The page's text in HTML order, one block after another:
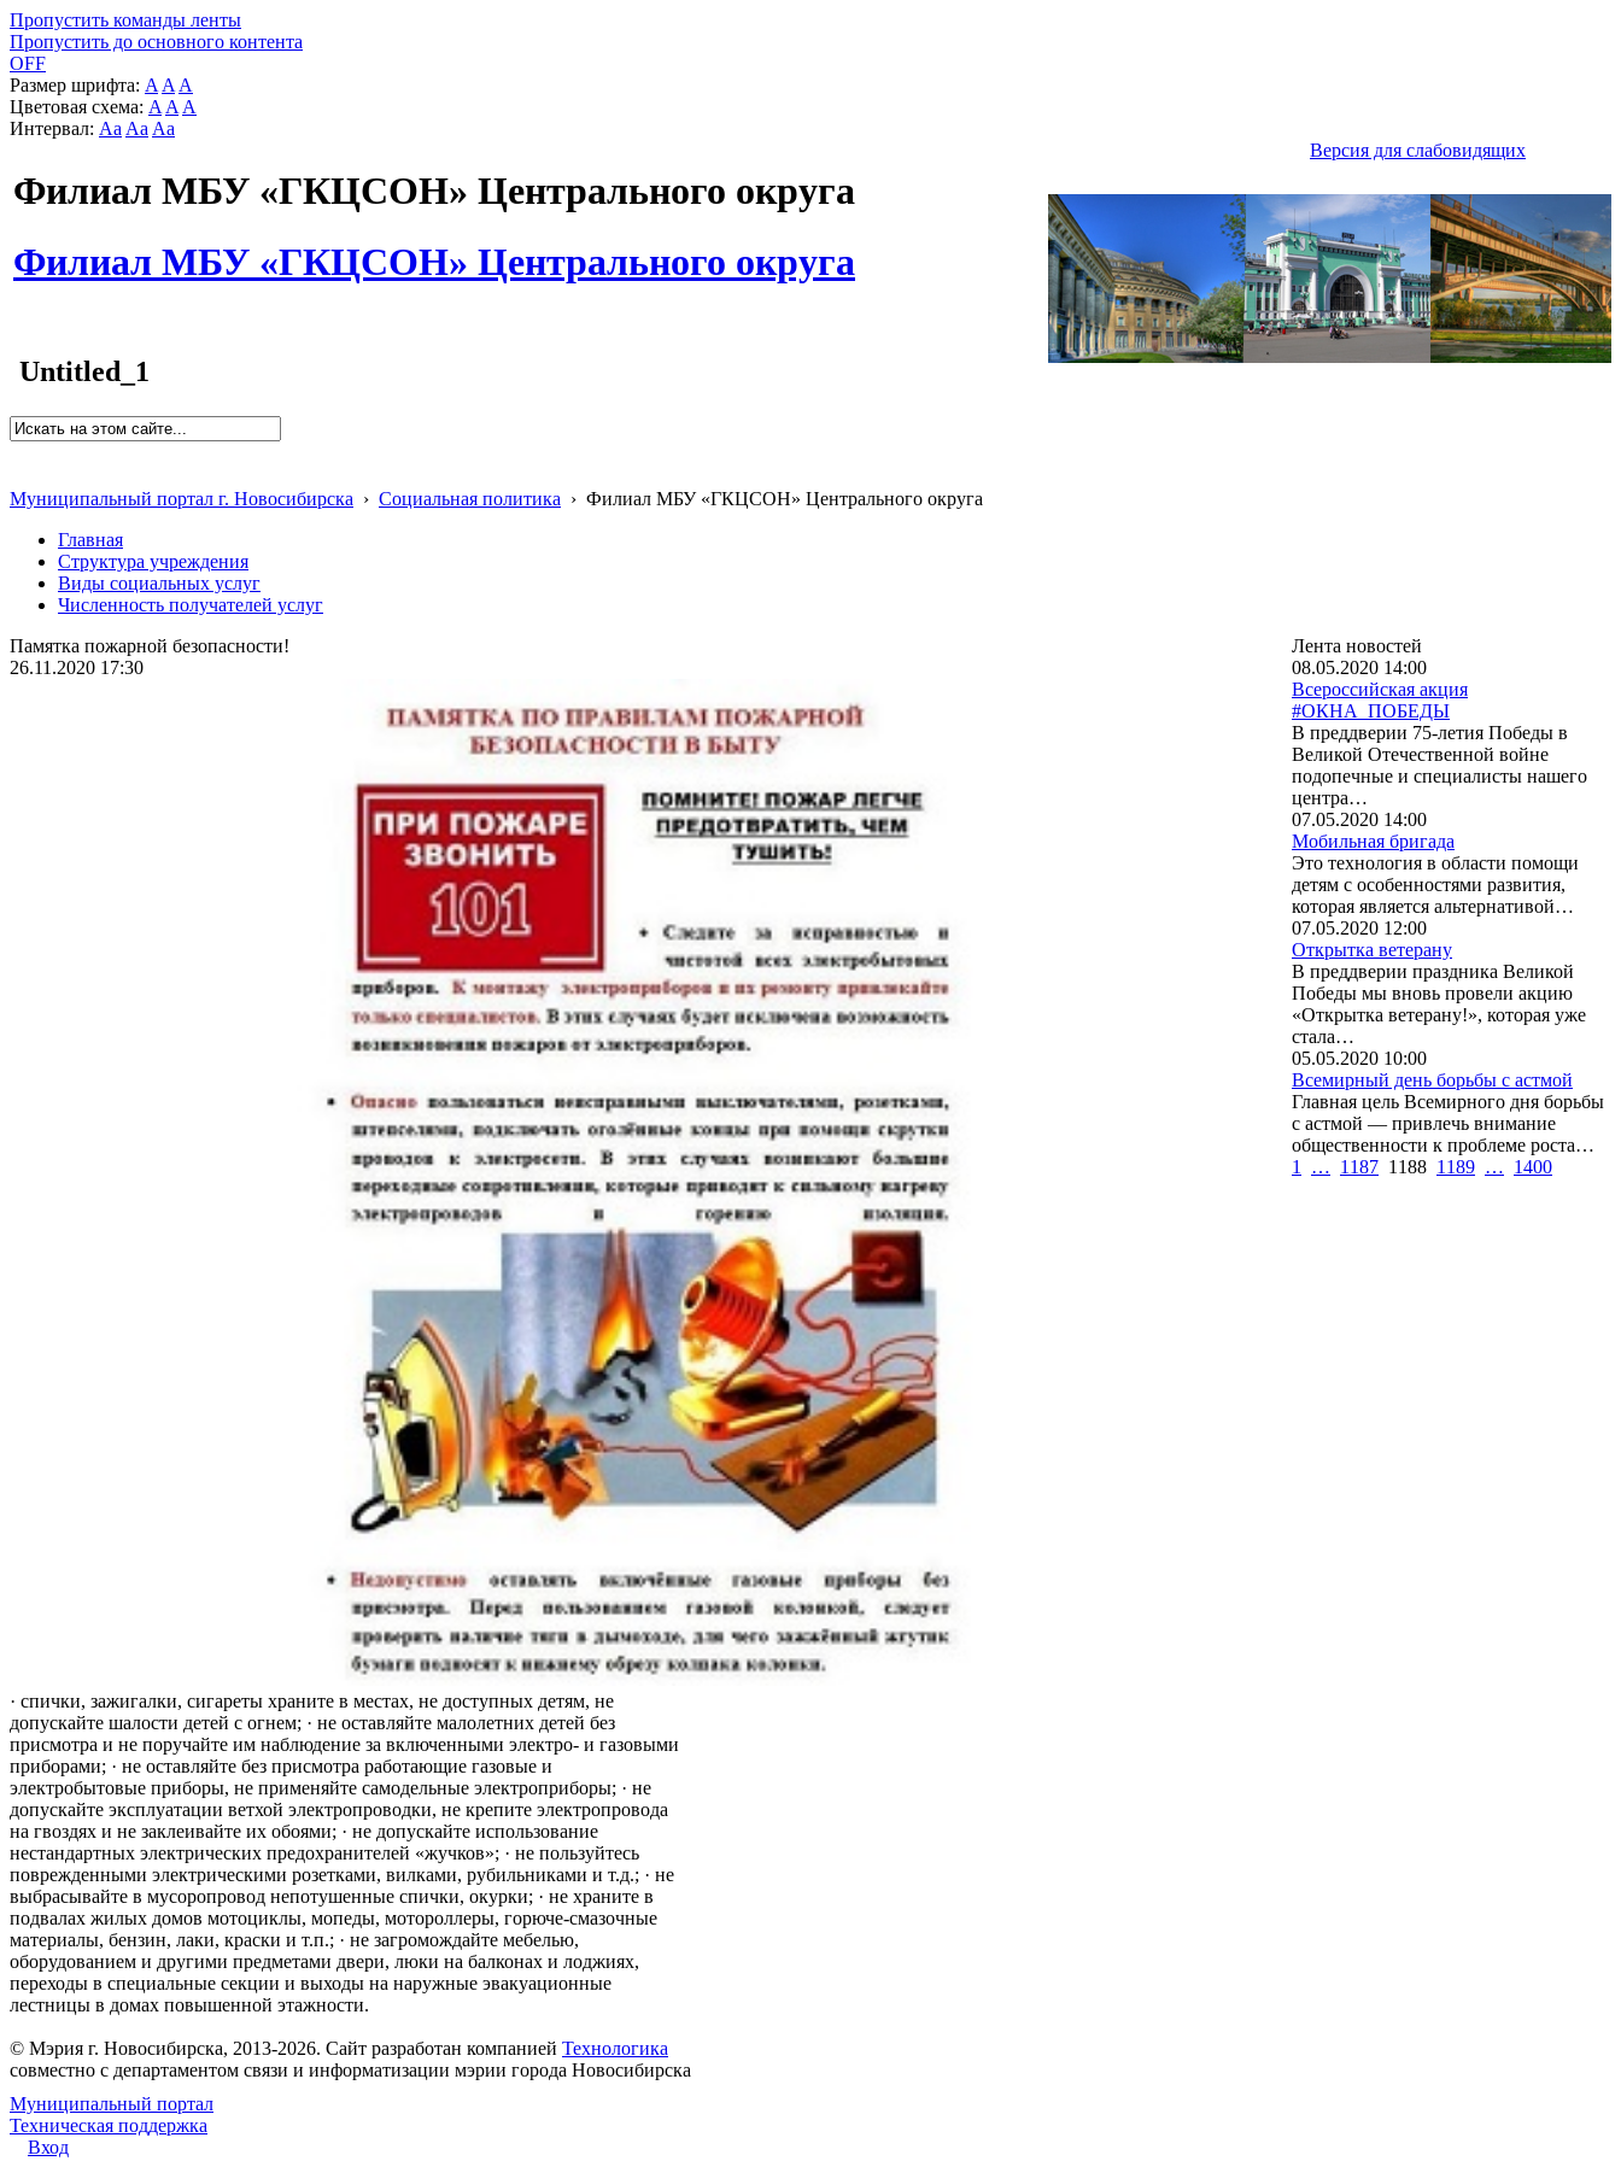
Пропустить команды ленты
Пропустить до основного контента
OFF
Размер шрифта: A A A
Цветовая схема: A A A
Интервал: Aa Aa Aa
Версия для слабовидящих
Филиал МБУ «ГКЦСОН» Центрального округа
Филиал МБУ «ГКЦСОН» Центрального округа
Untitled_1
Муниципальный портал г. Новосибирска › Социальная политика › Филиал МБУ «ГКЦСОН» Центрального округа
Главная
Структура учреждения
Виды социальных услуг
Численность получателей услуг
Памятка пожарной безопасности!
26.11.2020 17:30
· спички, зажигалки, сигареты храните в местах, не доступных детям, не
допускайте шалости детей с огнем; · не оставляйте малолетних детей без
присмотра и не поручайте им наблюдение за включенными электро- и газовыми
приборами; · не оставляйте без присмотра работающие газовые и
электробытовые приборы, не применяйте самодельные электроприборы; · не
допускайте эксплуатации ветхой электропроводки, не крепите электропровода
на гвоздях и не заклеивайте их обоями; · не допускайте использование
нестандартных электрических предохранителей «жучков»; · не пользуйтесь
поврежденными электрическими розетками, вилками, рубильниками и т.д.; · не
выбрасывайте в мусоропровод непотушенные спички, окурки; · не храните в
подвалах жилых домов мотоциклы, мопеды, мотороллеры, горюче-смазочные
материалы, бензин, лаки, краски и т.п.; · не загромождайте мебелью,
оборудованием и другими предметами двери, люки на балконах и лоджиях,
переходы в специальные секции и выходы на наружные эвакуационные
лестницы в домах повышенной этажности.
Лента новостей
08.05.2020 14:00
Всероссийская акция
#ОКНА_ПОБЕДЫ
В преддверии 75-летия Победы в
Великой Отечественной войне
подопечные и специалисты нашего
центра…
07.05.2020 14:00
Мобильная бригада
Это технология в области помощи
детям с особенностями развития,
которая является альтернативой…
07.05.2020 12:00
Открытка ветерану
В преддверии праздника Великой
Победы мы вновь провели акцию
«Открытка ветерану!», которая уже
стала…
05.05.2020 10:00
Всемирный день борьбы с астмой
Главная цель Всемирного дня борьбы
с астмой — привлечь внимание
общественности к проблеме роста…
1
… 1187 1188 1189 … 1400
© Мэрия г. Новосибирска, 2013-2026. Сайт разработан компанией Технологика
совместно с департаментом связи и информатизации мэрии города Новосибирска
Муниципальный портал
Техническая поддержка
Вход